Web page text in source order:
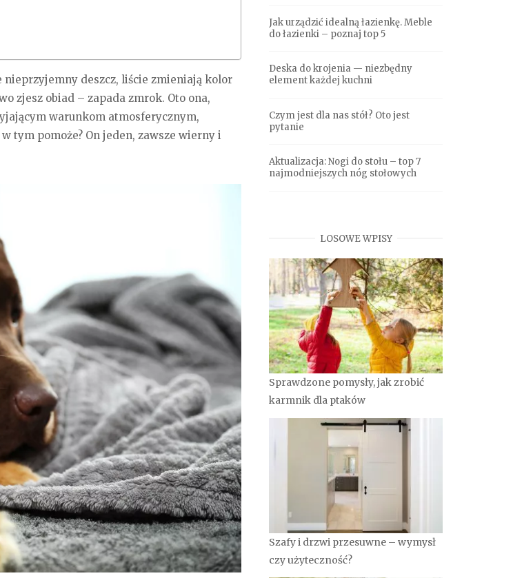
nieprzyjemny deszcz, liście zmieniają kolor
zjesz obiad – zapada zmrok. Oto ona,
warunkom atmosferycznym,
tym pomoże? On jeden, zawsze wierny i
Jak urządzić idealną łazienkę. Meble
do łazienki – poznaj top 5
Deska do krojenia — niezbędny
element każdej kuchni
Czym jest dla nas stół? Oto jest
pytanie
Aktualizacja: Nogi do stołu – top 7
najmodniejszych nóg stołowych
LOSOWE WPISY
Sprawdzone pomysły, jak zrobić
karmnik dla ptaków
Szafy i drzwi przesuwne – wymysł
czy użyteczność?